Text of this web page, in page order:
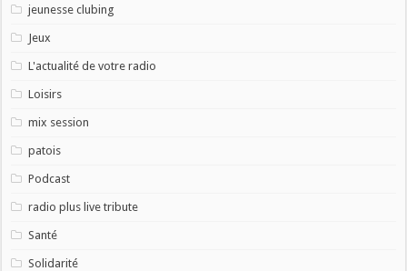
jeunesse clubing
Jeux
L'actualité de votre radio
Loisirs
mix session
patois
Podcast
radio plus live tribute
Santé
Solidarité